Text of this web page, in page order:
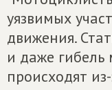
уязвимых
движения.
и даже гибель
происходят